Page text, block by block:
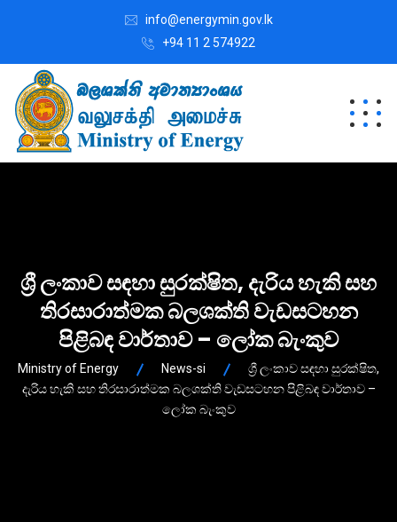
info@energymin.gov.lk
+94 11 2 574922
ශ්‍රී ලංකාව සඳහා සුරක්ෂිත, දැරිය හැකි සහ
තිරසාරාත්මක බලශක්ති වැඩසටහන
පිළිබඳ වාර්තාව – ලෝක බැංකුව
Ministry of Energy News-si
ශ්‍රී ලංකාව සඳහා සුරක්ෂිත,
දැරිය හැකි සහ තිරසාරාත්මක බලශක්ති වැඩසටහන පිළිබඳ වාර්තාව –
ලෝක බැංකුව